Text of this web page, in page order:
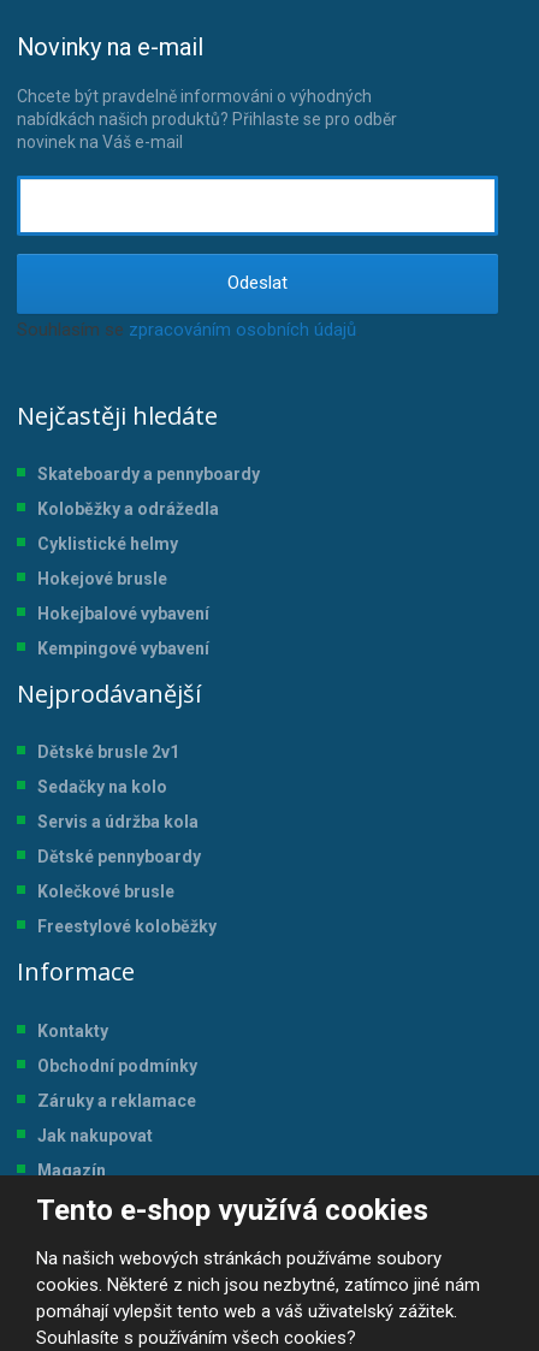
Tento e-shop využívá cookies
Na našich webových stránkách používáme soubory
cookies. Některé z nich jsou nezbytné, zatímco jiné nám
pomáhají vylepšit tento web a váš uživatelský zážitek.
Souhlasíte s používáním všech cookies?
Novinky na e-mail
Chcete být pravdelně informováni o výhodných
nabídkách našich produktů? Přihlaste se pro odběr
novinek na Váš e-mail
Odeslat
Souhlasím se zpracováním osobních údajů.
Nejčastěji hledáte
Skateboardy a pennyboardy
Koloběžky a odrážedla
Cyklistické helmy
Hokejové brusle
Hokejbalové vybavení
Kempingové vybavení
Nejprodávanější
Dětské brusle 2v1
Sedačky na kolo
Servis a údržba kola
Dětské pennyboardy
Kolečkové brusle
Freestylové koloběžky
Informace
Kontakty
Obchodní podmínky
Záruky a reklamace
Jak nakupovat
Magazín
Tabulka velikostí
© 2026, JP-SPORT.CZ SPORTOVNÍ POTŘEBY